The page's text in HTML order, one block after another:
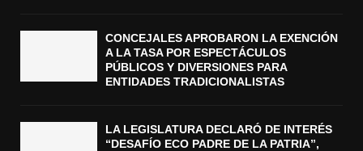
CONCEJALES APROBARON LA EXENCIÓN
A LA TASA POR ESPECTÁCULOS
PÚBLICOS Y DIVERSIONES PARA
ENTIDADES TRADICIONALISTAS
LA LEGISLATURA DECLARÓ DE INTERÉS
“DESAFÍO ECO PADRE DE LA PATRIA”,